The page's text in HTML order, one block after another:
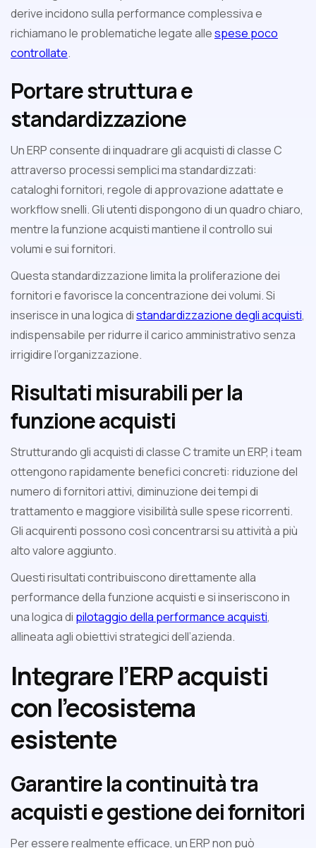
derive incidono sulla performance complessiva e
richiamano le problematiche legate allespese poco
controllate.
Portare struttura e
standardizzazione
Un ERP consente di inquadrare gli acquisti di classe C
attraverso processi semplici ma standardizzati:
cataloghi fornitori, regole di approvazione adattate e
workflow snelli. Gli utenti dispongono di un quadro chiaro,
mentre la funzione acquisti mantiene il controllo sui
volumi e sui fornitori.
Questa standardizzazione limita la proliferazione dei
fornitori e favorisce la concentrazione dei volumi. Si
inserisce in una logica distandardizzazione degli acquisti,
indispensabile per ridurre il carico amministrativo senza
irrigidire l’organizzazione.
Risultati misurabili per la
funzione acquisti
Strutturando gli acquisti di classe C tramite un ERP, i team
ottengono rapidamente benefici concreti: riduzione del
numero di fornitori attivi, diminuzione dei tempi di
trattamento e maggiore visibilità sulle spese ricorrenti.
Gli acquirenti possono così concentrarsi su attività a più
alto valore aggiunto.
Questi risultati contribuiscono direttamente alla
performance della funzione acquisti e si inseriscono in
una logica di pilotaggio della performance acquisti,
allineata agli obiettivi strategici dell’azienda.
Integrare l’ERP acquisti
con l’ecosistema
esistente
Garantire la continuità tra
acquisti e gestione dei fornitori
Per essere realmente efficace, un ERP non può